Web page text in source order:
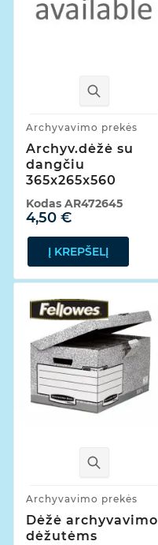
Archyvavimo prekės
Archyv.dėžė su
dangčiu
365x265x560
4,50 €
Kodas AR472645
Į KREPŠELĮ
Archyvavimo prekės
Dėžė archyvavimo
dėžutėms